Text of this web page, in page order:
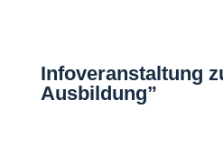
Infoveranstaltung
Ausbildung”